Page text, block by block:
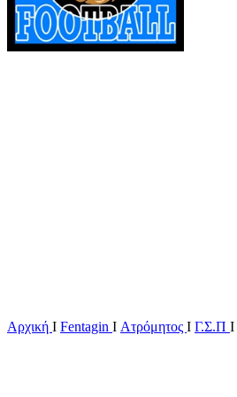
Αρχική Ι Fentagin I Ατρόμητος Ι Γ.Σ.Π Ι